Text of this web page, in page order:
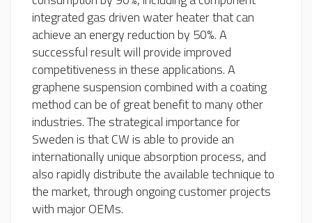
integrated gas driven water heater that can
achieve an energy reduction by 50%. A
successful result will provide improved
competitiveness in these applications. A
graphene suspension combined with a coating
method can be of great benefit to many other
industries. The strategical importance for
Sweden is that CW is able to provide an
internationally unique absorption process, and
also rapidly distribute the available technique to
the market, through ongoing customer projects
with major OEMs.